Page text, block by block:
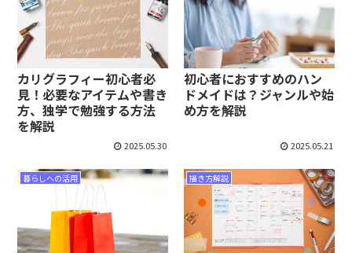
カリグラフィー初心者必
見！必要なアイテムや書き
方、独学で勉強する方法
を解説
2025.05.30
初心者におすすめのハン
ドメイドは？ジャンルや始
め方を解説
2025.05.21
暮らしへの活用 描き方解説